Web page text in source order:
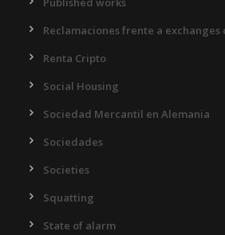
Reclamaciones frente a exchanges
Renta Cripto
Social Housing
Sociedad Mercantil en Alemania
Sociedades
Societies
Squatting
State of alarm